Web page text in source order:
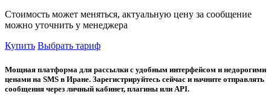
Стоимость может меняться, актуальную цену за сообщение
можно уточнить у менеджера
Купить Выбрать тариф
Мощная платформа для рассылки с удобным интерфейсом и недорогими
ценами на SMS в Иране. Зарегистрируйтесь сейчас и начните отправлять
сообщения через личный кабинет, плагины или API.